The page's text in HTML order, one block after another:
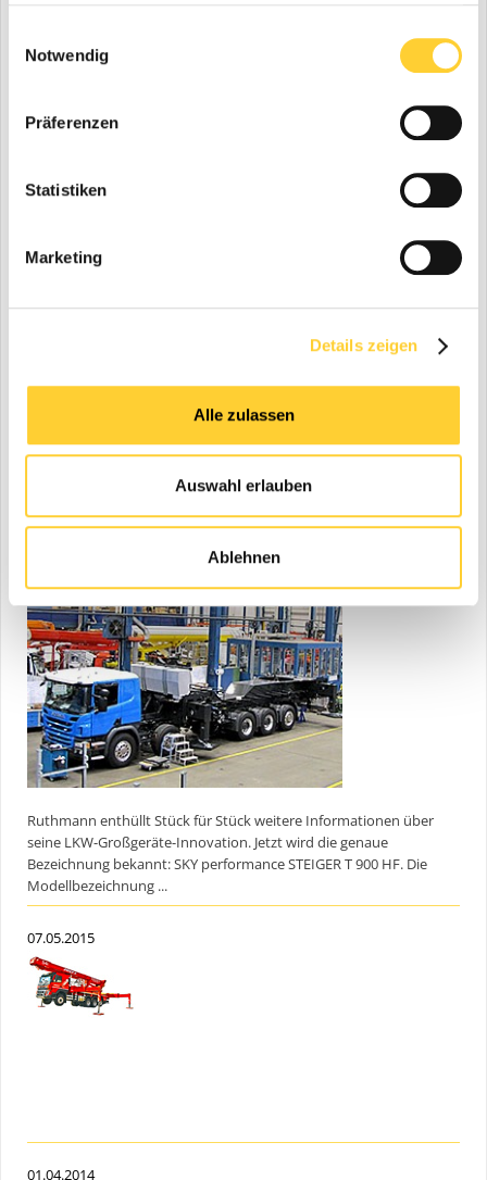
Notwendig
Präferenzen
Statistiken
Marketing
Details zeigen
Alle zulassen
Auswahl erlauben
Ablehnen
Der erste SKYperformance STEIGER® T 900 HF wurde kürzlich
durch Bernhard Reinisch, Geschäftsführer der Ruthmann GmbH in
Einsatzfotos des spanischen LKW-
Arbeitsbühnenvermieters Alberto Piñeiro Lift zeigen einen HEIGHT
Wasserwerk in Galizien...
Ruthmann enthüllt Stück für Stück weitere Informationen über
seine LKW-Großgeräte-Innovation. Jetzt wird die genaue
Bezeichnung bekannt: SKY performance STEIGER T 900 HF. Die
Modellbezeichnung ...
07.05.2015
01.04.2014